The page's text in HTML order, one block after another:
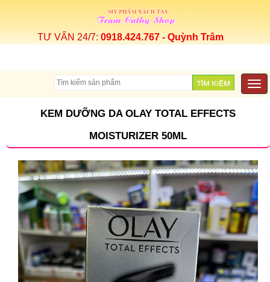
TƯ VẤN 24/7: 0918.424.767 - Quỳnh Trâm
KEM DƯỠNG DA OLAY TOTAL EFFECTS
MOISTURIZER 50ML